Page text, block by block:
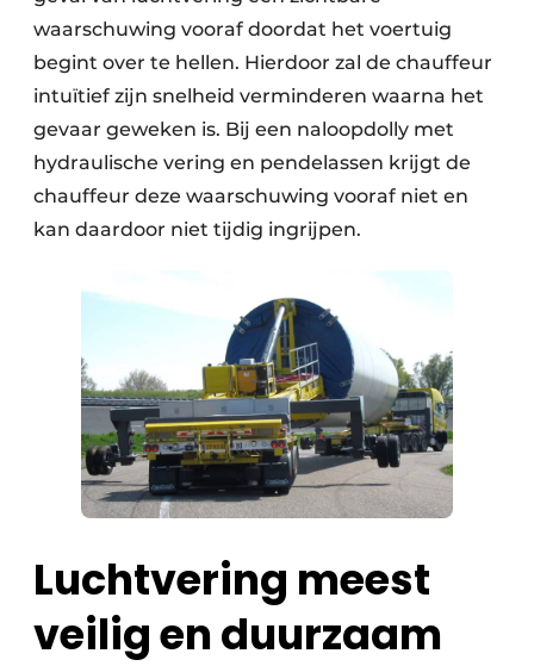
waarschuwing vooraf doordat het voertuig
begint over te hellen. Hierdoor zal de chauffeur
intuïtief zijn snelheid verminderen waarna het
gevaar geweken is. Bij een naloopdolly met
hydraulische vering en pendelassen krijgt de
chauffeur deze waarschuwing vooraf niet en
kan daardoor niet tijdig ingrijpen.
Luchtvering meest
veilig en duurzaam